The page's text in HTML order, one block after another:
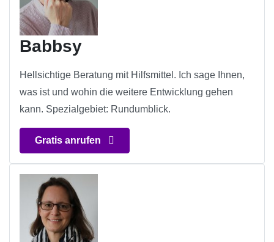
Babbsy
Hellsichtige Beratung mit Hilfsmittel. Ich sage Ihnen,
was ist und wohin die weitere Entwicklung gehen
kann. Spezialgebiet: Rundumblick.
Gratis anrufen